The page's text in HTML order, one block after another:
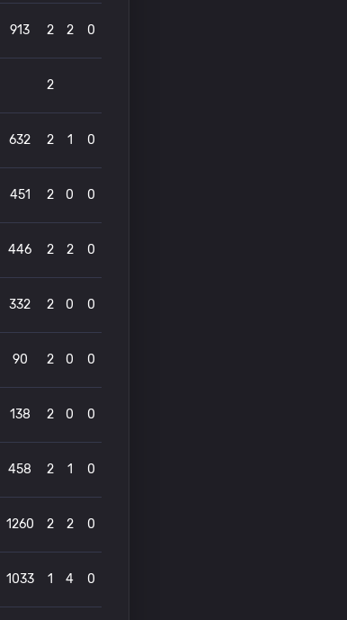
913 2 2 0
2
632 2 1 0
451 2 0 0
446 2 2 0
332 2 0 0
90 2 0 0
138 2 0 0
458 2 1 0
1260 2 2 0
1033 1 4 0